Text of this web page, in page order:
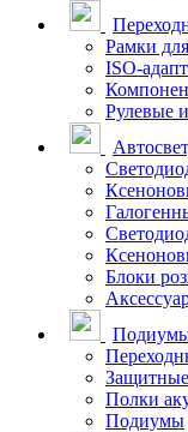
Рамки
ISO-
Рулевые
Блоки
Полки
Подиумы